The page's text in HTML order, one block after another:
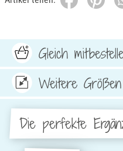
Gleich
Weitere
Die perfekte